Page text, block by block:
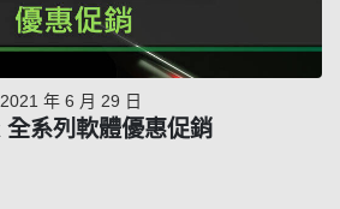
2021 年 6 月 29 日
系列軟體優惠促銷